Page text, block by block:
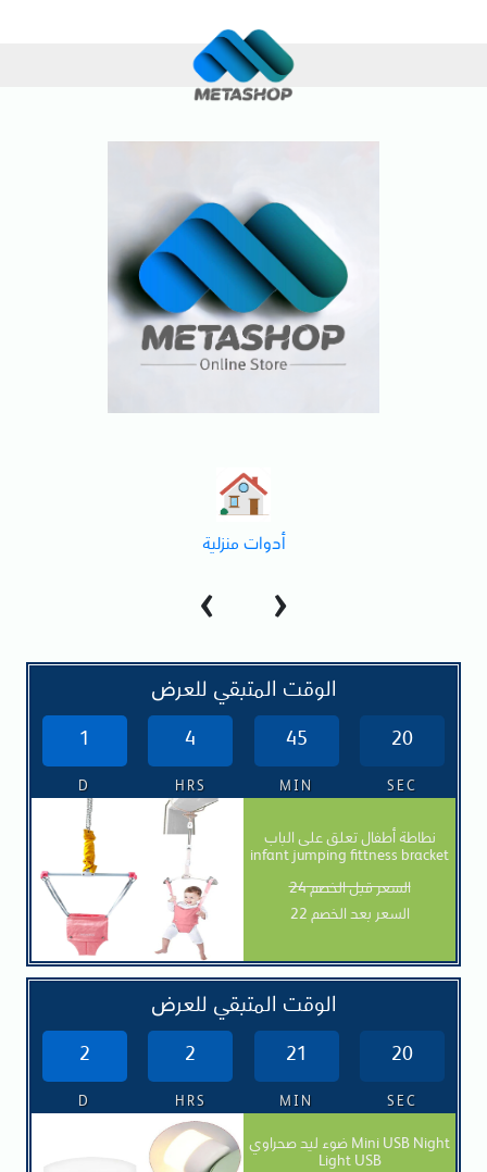
أدوات مطبخ‹ ›
الوقت المتبقي للعرض
1 4 45 19
D HRS MIN SEC
نطاطة أطفال تعلق على الباب
infant jumping fittness bracket
السعر قبل الخصم 24
السعر بعد الخصم 22
الوقت المتبقي للعرض
2 2 21 19
D HRS MIN SEC
ضوء ليد صحراوي Mini USB NightLight USB